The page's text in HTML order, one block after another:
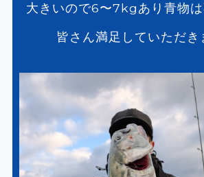
大きいので6〜7kgあり青物
皆さん満足していただき